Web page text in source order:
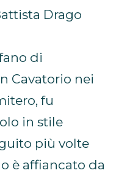
Drago
di
Cavatorio nei
fu
in stile
più volte
è affiancato da